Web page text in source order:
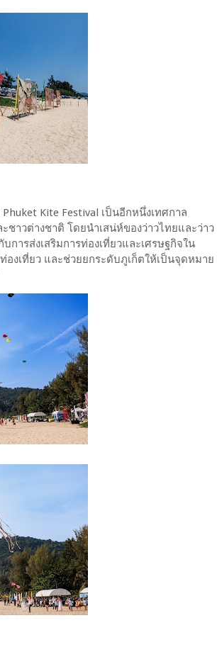
Kite Festival เป็นอีกหนึ่งเทศกาล
าวต่างชาติ โดยนำเสน่ห์ของว่าวไทยและว่าว
ารส่งเสริมการท่องเที่ยวและเศรษฐกิจใน
องเที่ยว และช่วยยกระดับภูเก็ตให้เป็นจุดหมาย